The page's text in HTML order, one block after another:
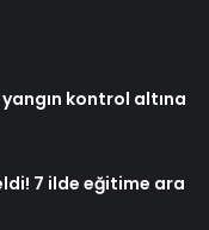
kontrol altına
7 ilde eğitime ara